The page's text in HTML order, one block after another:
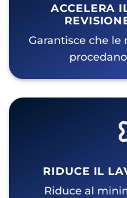
ACCELERA
Garantisce che
RIDUCE IL
Riduce al